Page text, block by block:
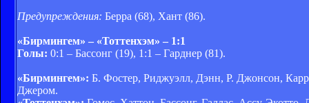
Предупреждения: Берра (68), Хант (86).
«Бирмингем» – «Тоттенхэм» – 1:1
Голы: 0:1 – Бассонг (19), 1:1 – Гарднер (81).
«Бирмингем»: Б. Фостер, Риджуэлл, Дэнн, Р. Джонсон,
Джером.